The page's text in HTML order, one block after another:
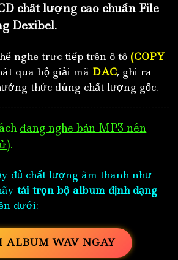
chất lượng cao chuẩn File
Dexibel.
nghe trực tiếp trên ô tô (COPY
qua bộ giải mã DAC, ghi ra
thức đúng chất lượng gốc.
đang nghe bản MP3 nén
.
đủ chất lượng âm thanh như
tải trọn bộ album định dạng
dưới:
ALBUM WAV NGAY